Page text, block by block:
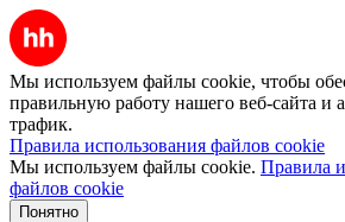
Мы используем файлы cookie, чтобы
правильную работу нашего веб-сайта и
трафик.
Правила использования файлов cookie
Мы используем файлы cookie. Правила
файлов cookie
Понятно